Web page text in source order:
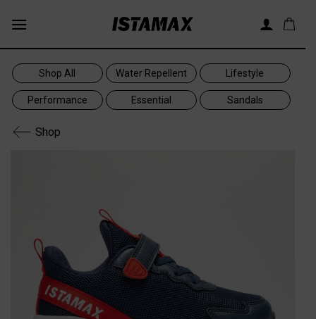
Shop All Water Repellent Lifestyle
Performance Essential Sandals
Shop